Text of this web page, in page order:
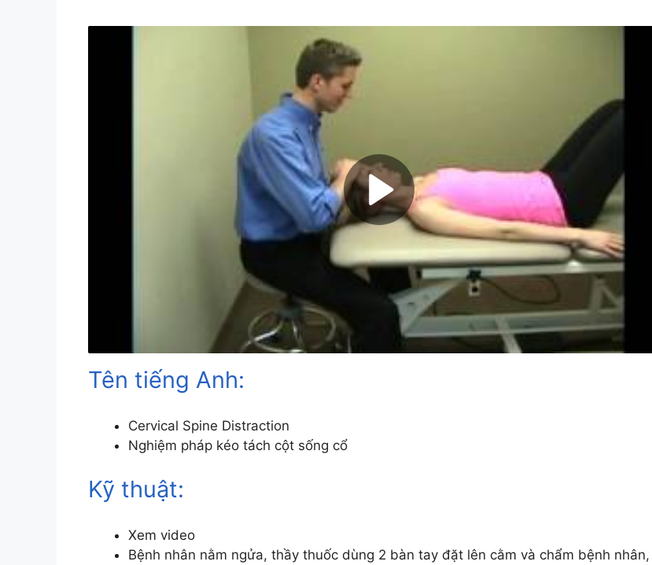
Tên tiếng Anh:
Cervical Spine Distraction
Nghiệm pháp kéo tách cột sống cổ
Kỹ thuật:
Xem video
Bệnh nhân nằm ngửa, thầy thuốc dùng 2 bàn tay đặt lên cằm và chẩm bệnh nhân,